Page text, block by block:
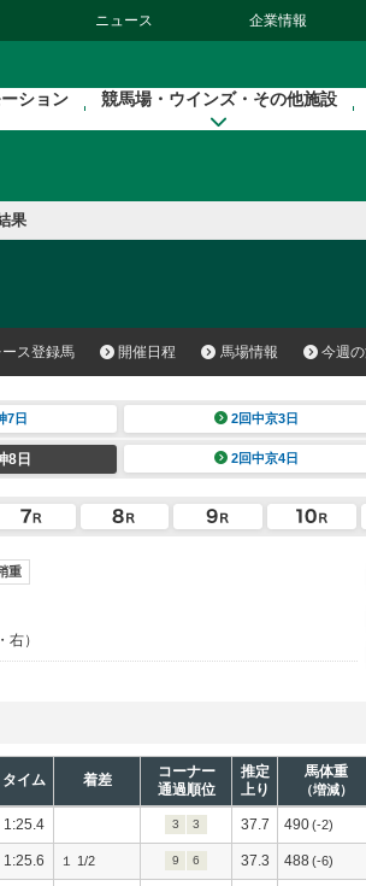
ニュース 企業情報
ション 競馬場・ウインズ・その他施設
果
ス登録馬 開催日程 馬場情報 今週
7日 2回中京3日
8日 2回中京4日
重
右）
タイム 着差
コーナー
通過順位
推定
上り
馬体重
（増減）
1:25.4 3 3 37.7 490(-2)
1:25.6 １ 1/2 9 6 37.3 488 (-6)